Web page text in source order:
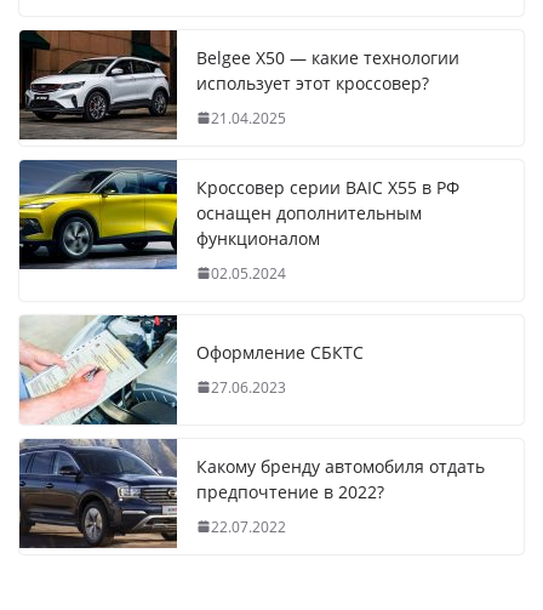
Belgee X50 — какие технологии
использует этот кроссовер?
21.04.2025
Кроссовер серии BAIC X55 в РФ
оснащен дополнительным
функционалом
02.05.2024
Оформление СБКТС
27.06.2023
Какому бренду автомобиля отдать
предпочтение в 2022?
22.07.2022